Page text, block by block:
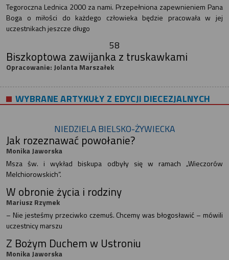
Tegoroczna Lednica 2000 za nami. Przepełniona zapewnieniem Pana
Boga o miłości do każdego człowieka będzie pracowała w jej
uczestnikach jeszcze długo
58
Biszkoptowa zawijanka z truskawkami
Opracowanie: Jolanta Marszałek
WYBRANE ARTYKUŁY Z EDYCJI DIECEZJALNYCH
NIEDZIELA BIELSKO-ŻYWIECKA
Jak rozeznawać powołanie?
Monika Jaworska
Msza św. i wykład biskupa odbyły się w ramach „Wieczorów
Melchiorowskich”.
W obronie życia i rodziny
Mariusz Rzymek
– Nie jesteśmy przeciwko czemuś. Chcemy was błogosławić – mówili
uczestnicy marszu
Z Bożym Duchem w Ustroniu
Monika Jaworska